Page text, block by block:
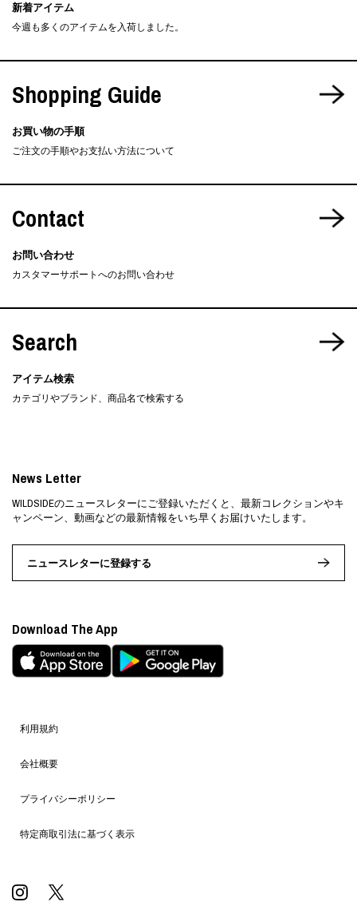
新着アイテム
今週も多くのアイテムを入荷しました。
Shopping Guide
お買い物の手順
ご注文の手順やお支払い方法について
Contact
お問い合わせ
カスタマーサポートへのお問い合わせ
Search
アイテム検索
カテゴリやブランド、商品名で検索する
利用規約
会社概要
プライバシーポリシー
特定商取引法に基づく表示
News Letter
WILDSIDEのニュースレターにご登録いただくと、最新コレクションやキ
ャンペーン、動画などの最新情報をいち早くお届けいたします。
ニュースレターに登録する
Download The App